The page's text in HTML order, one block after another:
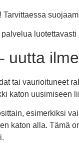
luotettavasti
uutta
tai vaurioituneet
katon uusimiseen
esimerkiksi
katon alla. Tämä